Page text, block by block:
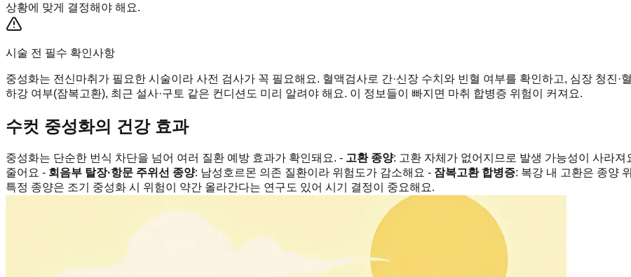
상황에 맞게 결정해야 해요.
시술 전 필수 확인사항
중성화는 전신마취가 필요한 시술이라 사전 검사가 꼭 필요해요. 혈액검사로 간·신장 수치와 빈혈 여부를 확인하고, 심장 청진
하강 여부(잠복고환), 최근 설사·구토 같은 컨디션도 미리 알려야 해요. 이 정보들이 빠지면 마취 합병증 위험이 커져요.
수컷 중성화의 건강 효과
중성화는 단순한 번식 차단을 넘어 여러 질환 예방 효과가 확인돼요. - 고환 종양: 고환 자체가 없어지므로 발생 가능성이 사라져
줄어요 - 회음부 탈장·항문 주위선 종양: 남성호르몬 의존 질환이라 위험도가 감소해요 - 잠복고환 합병증: 복강 내 고환은 종양
특정 종양은 조기 중성화 시 위험이 약간 올라간다는 연구도 있어 시기 결정이 중요해요.